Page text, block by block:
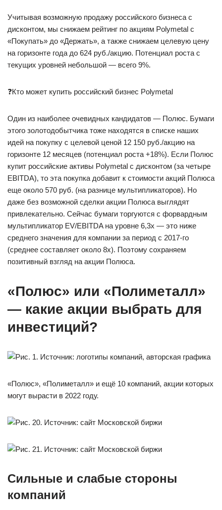
Учитывая возможную продажу российского бизнеса с
дисконтом, мы снижаем рейтинг по акциям Polymetal с
«Покупать» до «Держать», а также снижаем целевую цену
на горизонте года до 624 руб./акцию. Потенциал роста с
текущих уровней небольшой — всего 9%.
❓Кто может купить российский бизнес Polymetal
Один из наиболее очевидных кандидатов — Полюс. Бумаги
этого золотодобытчика тоже находятся в списке наших
идей на покупку с целевой ценой 12 150 руб./акцию на
горизонте 12 месяцев (потенциал роста +18%). Если Полюс
купит российские активы Polymetal с дисконтом (за четыре
EBITDA), то эта покупка добавит к стоимости акций Полюса
еще около 570 руб. (на разнице мультипликаторов). Но
даже без возможной сделки акции Полюса выглядят
привлекательно. Сейчас бумаги торгуются с форвардным
мультипликатор EV/EBITDA на уровне 6,3x — это ниже
среднего значения для компании за период с 2017-го
(среднее составляет около 8x). Поэтому сохраняем
позитивный взгляд на акции Полюса.
«Полюс» или «Полиметалл»
— какие акции выбрать для
инвестиций?
«Полюс», «Полиметалл» и ещё 10 компаний, акции которых
могут вырасти в 2022 году.
Сильные и слабые стороны
компаний